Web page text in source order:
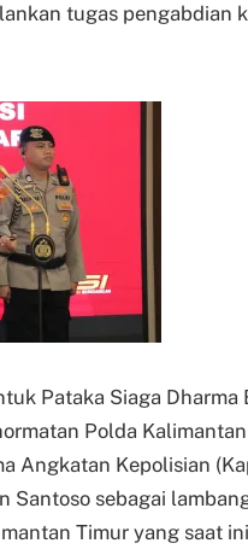
tugas pengabdian
Pataka Siaga
Polda
Angkatan Kepolisian
Santoso sebagai
Timur yang saat